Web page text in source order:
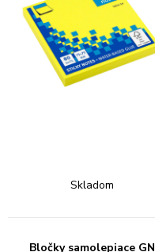
Skladom
Bločky samolepiace GN